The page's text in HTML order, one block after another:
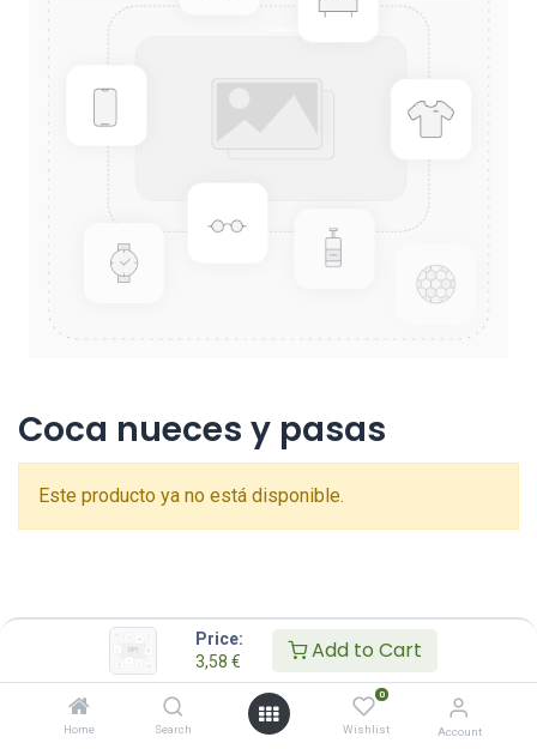
Price:
3,58 € Add to Cart
Home Search
0
Wishlist Account
Coca nueces y pasas
Este producto ya no está disponible.